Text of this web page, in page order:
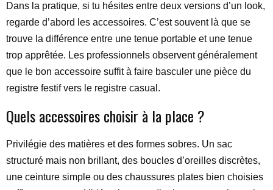
Dans la pratique, si tu hésites entre deux versions d’un look,
regarde d’abord les accessoires. C’est souvent là que se
trouve la différence entre une tenue portable et une tenue
trop apprêtée. Les professionnels observent généralement
que le bon accessoire suffit à faire basculer une pièce du
registre festif vers le registre casual.
Quels accessoires choisir à la place ?
Privilégie des matières et des formes sobres. Un sac
structuré mais non brillant, des boucles d’oreilles discrètes,
une ceinture simple ou des chaussures plates bien choisies